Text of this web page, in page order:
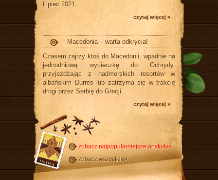
Lipiec 2021.
czytaj więcej »
Macedonia – warta odkrycia!
Czasem zajrzy ktoś do Macedonii, wpadnie na
jednodniową wycieczkę do Ochrydy,
przyjeżdżając z nadmorskich resortów w
albańskim Durres lub zatrzyma się w trakcie
drogi przez Serbię do Grecji.
czytaj więcej »
zobacz najpopularniejsze artykuły»
zobacz wszystkie»